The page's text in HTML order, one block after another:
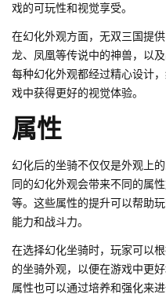
戏的可玩性和视觉享受。
在幻化外观方面，无双三国提
龙、凤凰等传说中的神兽，以
每种幻化外观都经过精心设计
戏中获得更好的视觉体验。
属性
幻化后的坐骑不仅仅是外观上
同的幻化外观会带来不同的属
等。这些属性的提升可以帮助
能力和战斗力。
在选择幻化坐骑时，玩家可以
的坐骑外观，以便在游戏中更
属性也可以通过培养和强化来